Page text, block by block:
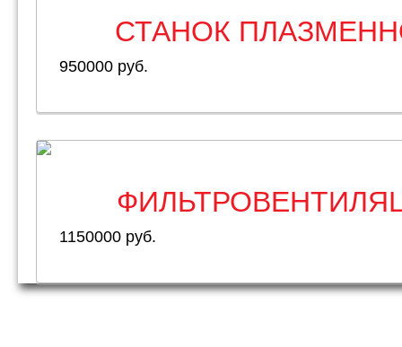
СТАНОК
950000 руб.
1150000 руб.